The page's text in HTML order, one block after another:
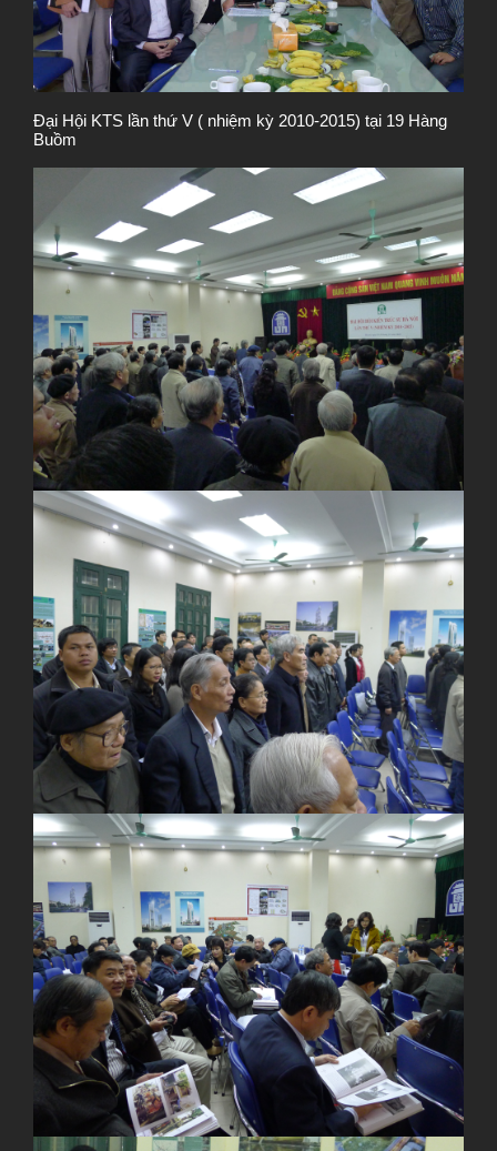
Đại Hội KTS lần thứ V ( nhiệm kỳ 2010-2015) tại 19 Hàng
Buồm